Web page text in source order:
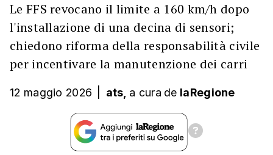
Le FFS revocano il limite a 160 km/h dopo
l'installazione di una decina di sensori;
chiedono riforma della responsabilità civile
per incentivare la manutenzione dei carri
12 maggio 2026 ats, a cura de laRegione